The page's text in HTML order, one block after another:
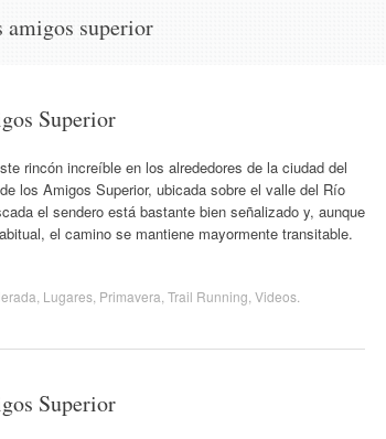
amigos superior
Superior
rincón increíble en los alrededores de la ciudad del
los Amigos Superior, ubicada sobre el valle del Río
el sendero está bastante bien señalizado y, aunque
el camino se mantiene mayormente transitable.
Lugares Primavera Trail Running Videos
Superior